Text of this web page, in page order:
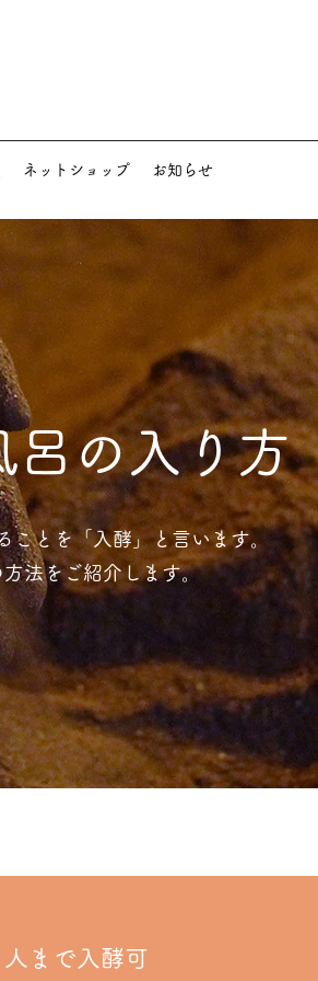
ネットショップ お知らせ
呂の入り方
ことを「入酵」と言います。
方法をご紹介します。
まで入酵可